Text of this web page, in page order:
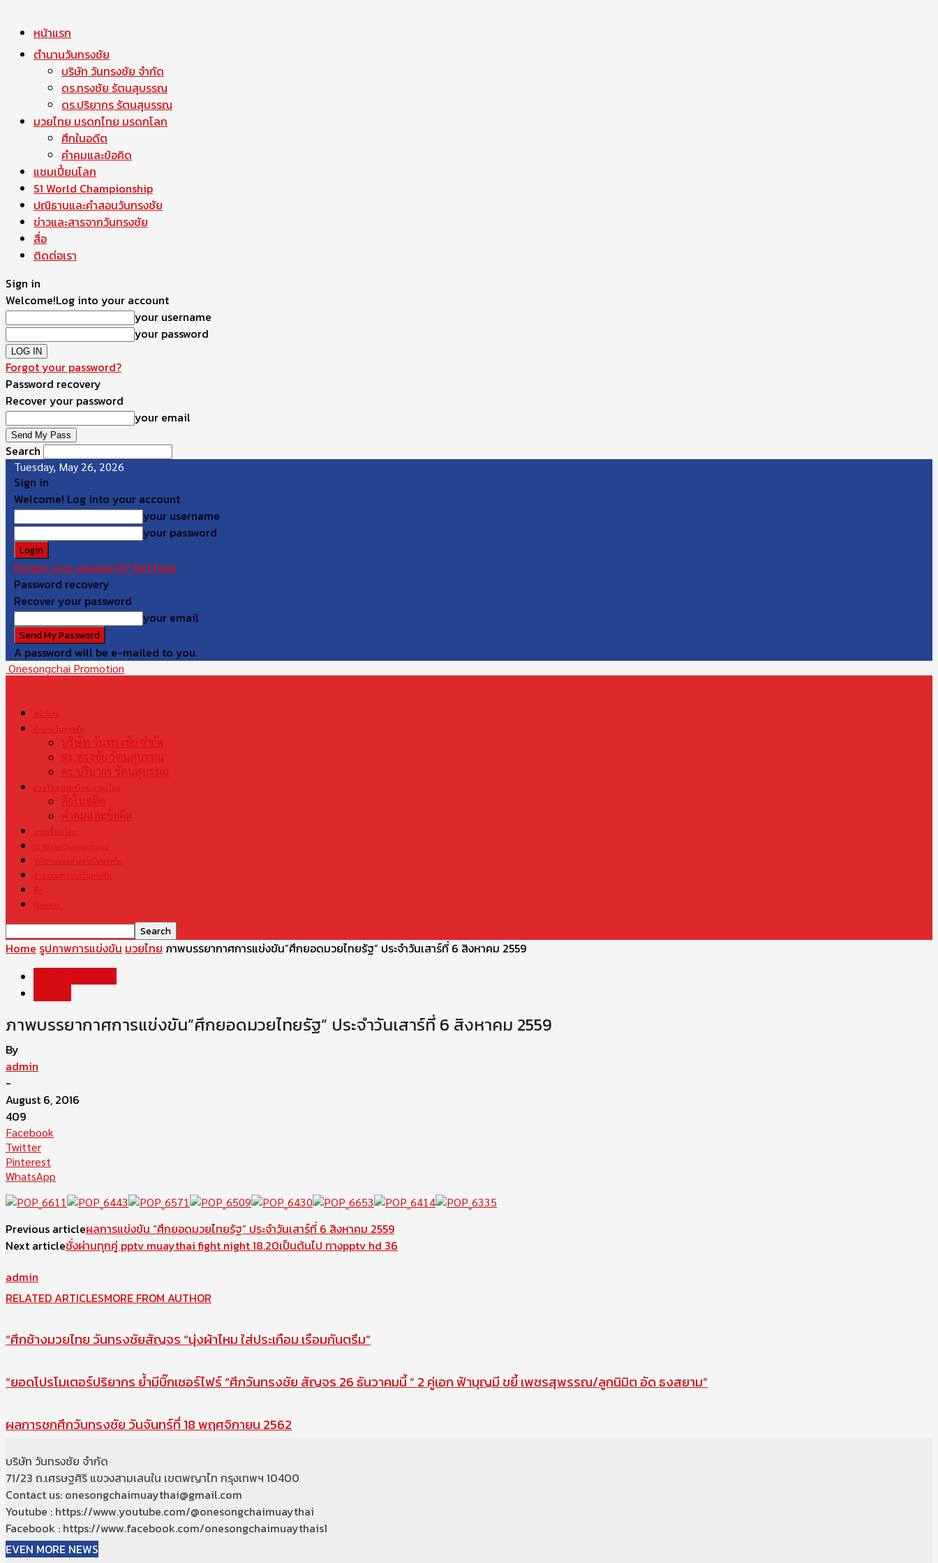
หน้าแรก
ตำนานวันทรงชัย
บริษัท วันทรงชัย จำกัด
ดร.ทรงชัย รัตนสุบรรณ
ดร.ปริยากร รัตนสุบรรณ
มวยไทย มรดกไทย มรดกโลก
ศึกในอดีต
คำคมและข้อคิด
แชมเปี้ยนโลก
S1 World Championship
ปณิธานและคำสอนวันทรงชัย
ข่าวและสารจากวันทรงชัย
สื่อ
ติดต่อเรา
Sign in
Welcome!Log into your account
your username
your password
Forgot your password?
Password recovery
Recover your password
your email
Search
Tuesday, May 26, 2026
Sign in
Welcome! Log into your account
your username
your password
Forgot your password? Get help
Password recovery
Recover your password
your email
A password will be e-mailed to you.
Onesongchai Promotion
หน้าแรก
ตำนานวันทรงชัย
บริษัท วันทรงชัย จำกัด
ดร.ทรงชัย รัตนสุบรรณ
ดร.ปริยากร รัตนสุบรรณ
มวยไทย มรดกไทย มรดกโลก
ศึกในอดีต
คำคมและข้อคิด
แชมเปี้ยนโลก
S1 World Championship
ปณิธานและคำสอนวันทรงชัย
ข่าวและสารจากวันทรงชัย
สื่อ
ติดต่อเรา
Home รูปภาพการแข่งขัน มวยไทย ภาพบรรยากาศการแข่งขัน”ศึกยอดมวยไทยรัฐ” ประจำวันเสาร์ที่ 6 สิงหาคม 2559
ภาพบรรยากาศการแข่งขัน”ศึกยอดมวยไทยรัฐ” ประจำวันเสาร์ที่ 6 สิงหาคม 2559
By
admin
-
August 6, 2016
409
Facebook
Twitter
Pinterest
WhatsApp
Previous articleผลการแข่งขัน “ศึกยอดมวยไทยรัฐ” ประจำวันเสาร์ที่ 6 สิงหาคม 2559
Next articleชั่งผ่านทุกคู่ pptv muaythai fight night 18.20เป็นต้นไป ทางpptv hd 36
admin
RELATED ARTICLESMORE FROM AUTHOR
“ศึกช้างมวยไทย วันทรงชัยสัญจร “นุ่งผ้าไหม ใส่ประเกือม เรือมกันตรึม”
“ยอดโปรโมเตอร์ปริยากร ย้ำมีบิ๊กเซอร์ไฟร์ “ศึกวันทรงชัย สัญจร 26 ธันวาคมนี้ ” 2 คู่เอก ฟ้าบุญมี ขยี้ เพชรสุพรรณ/ลูกนิมิต อัด ธงสยาม”
ผลการชกศึกวันทรงชัย วันจันทร์ที่ 18 พฤศจิกายน 2562
บริษัท วันทรงชัย จำกัด
71/23 ถ.เศรษฐศิริ แขวงสามเสนใน เขตพญาไท กรุงเทพฯ 10400
Contact us: onesongchaimuaythai@gmail.com
Youtube : https://www.youtube.com/@onesongchaimuaythai
Facebook : https://www.facebook.com/onesongchaimuaythais1
EVEN MORE NEWS